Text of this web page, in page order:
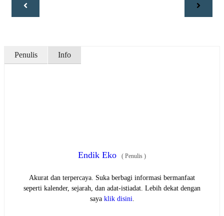
Penulis Info
Endik Eko ( Penulis )
Akurat dan terpercaya. Suka berbagi informasi bermanfaat
seperti kalender, sejarah, dan adat-istiadat. Lebih dekat dengan
saya klik disini